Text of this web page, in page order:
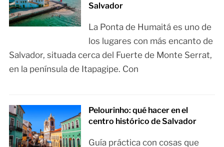
Salvador
La Ponta de Humaitá es uno de
los lugares con más encanto de
Salvador, situada cerca del Fuerte de Monte Serrat,
en la península de Itapagipe. Con
Pelourinho: qué hacer en el
centro histórico de Salvador
Guía práctica con cosas que